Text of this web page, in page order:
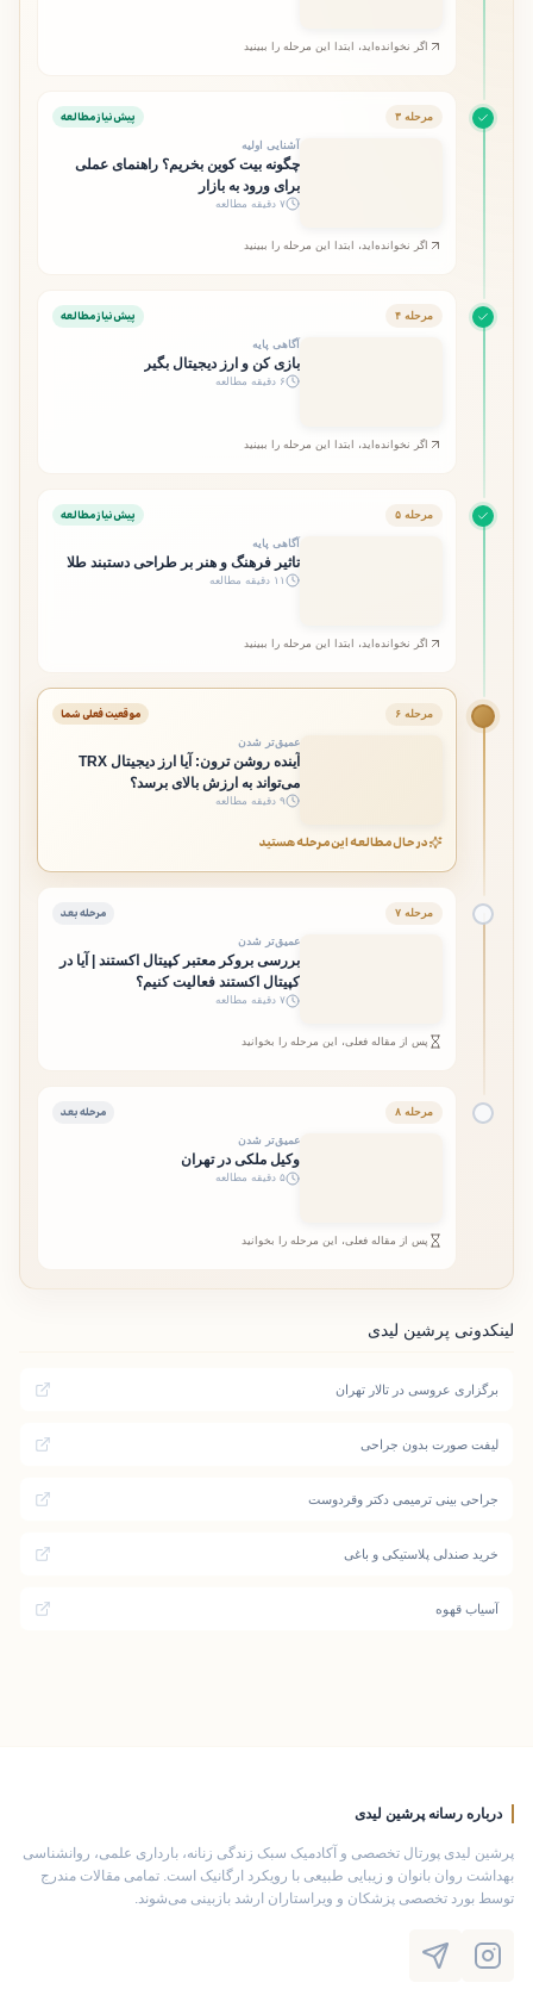
اگر نخوانده‌اید، ابتدا این مرحله را ببینید
مرحله ۳ پیش‌نیاز مطالعه
آشنایی اولیه
چگونه بیت کوین بخریم؟ راهنمای عملی
برای ورود به بازار
۷ دقیقه مطالعه
اگر نخوانده‌اید، ابتدا این مرحله را ببینید
مرحله ۴ پیش‌نیاز مطالعه
آگاهی پایه
بازی کن و ارز دیجیتال بگیر
۶ دقیقه مطالعه
اگر نخوانده‌اید، ابتدا این مرحله را ببینید
مرحله ۵ پیش‌نیاز مطالعه
آگاهی پایه
تاثیر فرهنگ و هنر بر طراحی دستبند طلا
۱۱ دقیقه مطالعه
اگر نخوانده‌اید، ابتدا این مرحله را ببینید
مرحله ۶ موقعیت فعلی شما
عمیق‌تر شدن
آینده روشن ترون: آیا ارز دیجیتال TRX
می‌تواند به ارزش بالای برسد؟
۹ دقیقه مطالعه
در حال مطالعه این مرحله هستید
مرحله ۷ مرحله بعد
عمیق‌تر شدن
بررسی بروکر معتبر کپیتال اکستند | آیا در
کپیتال اکستند فعالیت کنیم؟
۷ دقیقه مطالعه
پس از مقاله فعلی، این مرحله را بخوانید
مرحله ۸ مرحله بعد
عمیق‌تر شدن
وکیل ملکی در تهران
۵ دقیقه مطالعه
پس از مقاله فعلی، این مرحله را بخوانید
لینکدونی پرشین لیدی
برگزاری عروسی در تالار تهران
لیفت صورت بدون جراحی
جراحی بینی ترمیمی دکتر وقردوست
خرید صندلی پلاستیکی و باغی
آسیاب قهوه
درباره رسانه پرشین لیدی
پرشین لیدی پورتال تخصصی و آکادمیک سبک زندگی زنانه، بارداری علمی، روانشناسی
بهداشت روان بانوان و زیبایی طبیعی با رویکرد ارگانیک است. تمامی مقالات مندرج
توسط بورد تخصصی پزشکان و ویراستاران ارشد بازبینی می‌شوند.